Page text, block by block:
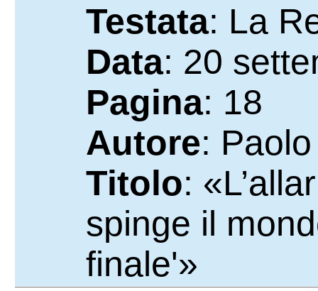
Testata: La
Data: 20
Pagina: 18
Autore:
Titolo:
spinge il
finale'»